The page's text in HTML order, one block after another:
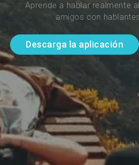
Aprende a hablar realmente
amigos con
Descarga la aplicación